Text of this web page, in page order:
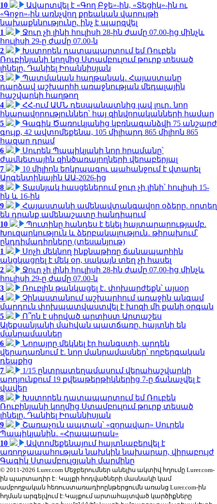
10
Ավարտվել է «Գող Բջե»-ին, «Տեցիկ»-ին ու
«Գոջո»-ին առնչվող քրեական վարույթի
նախաքննությունը. ինչ է պարզվել
1
Ջուր չի լինի հուլիսի 28-ին ժամը 07.00-ից մինչև
հուլիսի 29-ը ժամը 07.00-ն
2
Խստորեն դատապարտում եմ Ռուբեն
Ռուբինյանի կողմից Ստամբուլում թուրք տեսած
լինելը. Դանիել Իոաննիսյան
3
Պատմական հաղթանակ․ Հայաստանը
դարձավ աշխարհի առաջնության մեդալային
հաշվարկի հաղթող
4
ՀՀ-ում ԱՄՆ դեսպանատնից լավ լուր․ նոր
հնարավորություններ՝ հայ զինվորականների համար
5
Գագիկ Ծառուկյանից կբռնագանձվի 75 անշարժ
գույք, 42 ավտոմեքենա, 105 միլիարդ 865 միլիոն 865
հազար դրամ
6
Սուրեն Պապիկյանի նոր հրամանը՝
ժամկետային զինծառայողների վերաբերյալ
7
10 միլիոն երկրպագու պահանջում է վտարել
Արգենտինային ԱԱ-2026-ից
8
Տասնյակ հասցեներում ջուր չի լինի՝ հուլիսի 15-
ին և 16-ին
9
Հայաստանի ամենավտանգավոր օձերը. որտեղ
են դրանք ամենաշատը հանդիպում
10
Պուտինը հանդես է եկել հայտարարությամբ.
Խուզարկություն և ձերբակալություն․ թիրախում՝
ընդդիմադիրները (տեսանյութ)
1
Սոչի մեկնող ինքնաթիռը ճանապարհին
անցկացրել է մեկ օր, սակայն տեղ չի հասել
2
Ջուր չի լինի հուլիսի 28-ին ժամը 07.00-ից մինչև
հուլիսի 29-ը ժամը 07.00-ն
3
Ռուբլին թանկացել է․ փոխարժեքն՝ այսօր
4
Չինաստանում աշխարհում առաջին անգամ
մարդուն փոխպատվաստվել է խոզի մի քանի օրգան
5
Ո՞րն է սիրված արտիստ Արտաշես
Ալեքսանյանի մահվան պատճառը. հայտնի են
մանրամասներ
6
Նորայրը մեկնել էր հանգստի, արդեն
վերադառնում է. նոր մանրամասներ՝ ողբերգական
դեպքից
7
1/15 ընտրատեղամասում վերահաշվարկի
արդյունքում 19 քվեաթերթիկներից 7-ը ճանաչվել է
վավեր
8
Խստորեն դատապարտում եմ Ռուբեն
Ռուբինյանի կողմից Ստամբուլում թուրք տեսած
լինելը. Դանիել Իոաննիսյան
9
Շառաչուն ապտակ՝ «զորավար» Սուրեն
Պապիկյանին․ «Հրապարակ»
10
Ավտոմեքենայում հայտնաբերվել է
առողջապահության նախկին նախարար, վիրաբույժ
Գագիկ Ստամբուլցյանի մարմինը
© 2011-2026 Lurer.com Մեջբերումներ անելիս ակտիվ հղումը Lurer.com-
ին պարտադիր է: Կայքի հոդվածների մասնակի կամ
ամբողջական հեռուստառադիոընթերցումն առանց Lurer.com-ին
հղման արգելվում է:Կայքում արտահայտված կարծիքները